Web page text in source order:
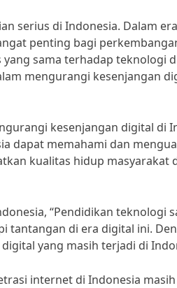
serius di Indonesia. Dalam
penting bagi
sama terhadap teknologi
mengurangi kesenjangan
kesenjangan digital di
dapat memahami dan
kualitas hidup masyarakat
“Pendidikan teknologi
tantangan di era digital ini.
yang masih terjadi di
internet di Indonesia